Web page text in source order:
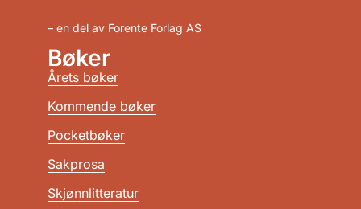
– en del av Forente Forlag AS
Bøker
Årets bøker
Kommende bøker
Pocketbøker
Sakprosa
Skjønnlitteratur